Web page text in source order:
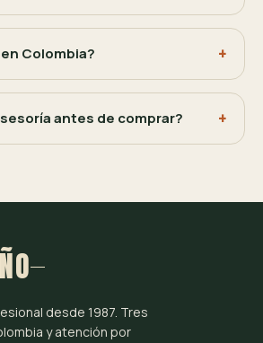
Colombia?
antes de comprar?
desde 1987. Tres
y atención por